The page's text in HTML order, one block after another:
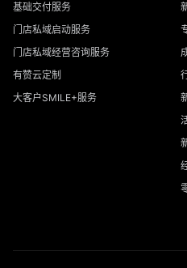
基础交付服务
门店私域启动服务
门店私域经营咨询服务
有赞云定制
大客户SMILE+服务